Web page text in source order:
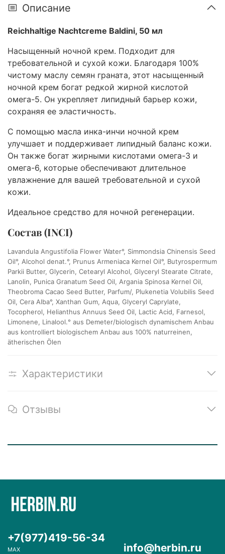
Описание
Reichhaltige Nachtcreme Baldini, 50 мл
Насыщенный ночной крем. Подходит для
требовательной и сухой кожи. Благодаря 100%
чистому маслу семян граната, этот насыщенный
ночной крем богат редкой жирной кислотой
омега-5. Он укрепляет липидный барьер кожи,
сохраняя ее эластичность.
С помощью масла инка-инчи ночной крем
улучшает и поддерживает липидный баланс кожи.
Он также богат жирными кислотами омега-3 и
омега-6, которые обеспечивают длительное
увлажнение для вашей требовательной и сухой
кожи.
Идеальное средство для ночной регенерации.
Состав (INCI)
Lavandula Angustifolia Flower Water°, Simmondsia Chinensis Seed
Oil°, Alcohol denat.°, Prunus Armeniaca Kernel Oil°, Butyrospermum
Parkii Butter, Glycerin, Cetearyl Alcohol, Glyceryl Stearate Citrate,
Lanolin, Punica Granatum Seed Oil, Argania Spinosa Kernel Oil,
Theobroma Cacao Seed Butter, Parfum/, Plukenetia Volubilis Seed
Oil, Cera Alba°, Xanthan Gum, Aqua, Glyceryl Caprylate,
Tocopherol, Helianthus Annuus Seed Oil, Lactic Acid, Farnesol,
Limonene, Linalool.° aus Demeter/biologisch dynamischem Anbau
aus kontrolliert biologischem Anbau aus 100% naturreinen,
ätherischen Ölen
Характеристики
Отзывы
+7(977)419-56-34
MAX info@herbin.ru